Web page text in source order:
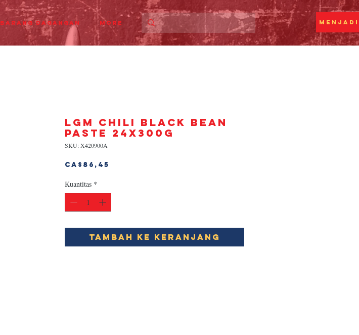
Barang dagangan More
LGM CHILI BLACK BEAN
PASTE 24x300g
SKU: X420900A
CA$86,45
Kuantitas *
Tambah ke Keranjang